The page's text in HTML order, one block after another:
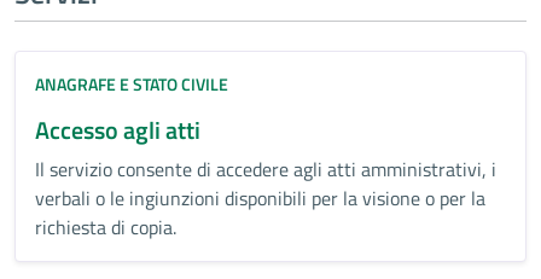
ANAGRAFE E STATO CIVILE
Accesso agli atti
Il servizio consente di accedere agli atti amministrativi, i
verbali o le ingiunzioni disponibili per la visione o per la
richiesta di copia.